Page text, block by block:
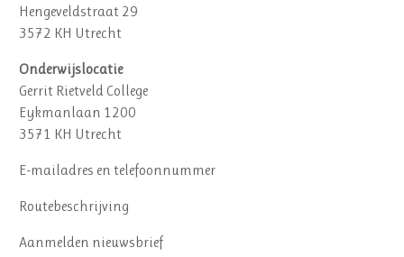
Hengeveldstraat 29
3572 KH Utrecht
Onderwijslocatie
Gerrit Rietveld College
Eykmanlaan 1200
3571 KH Utrecht
E-mailadres en telefoonnummer
Routebeschrijving
Aanmelden nieuwsbrief